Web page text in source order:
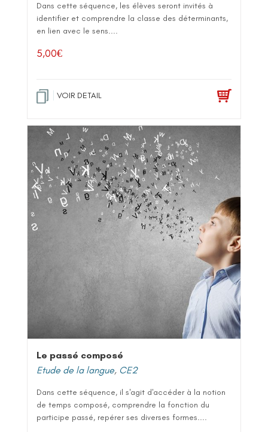
Dans cette séquence, les élèves seront invités à
identifier et comprendre la classe des déterminants,
en lien avec le sens....
5,00€
VOIR DETAIL
Le passé composé
Etude de la langue, CE2
Dans cette séquence, il s'agit d'accéder à la notion
de temps composé, comprendre la fonction du
participe passé, repérer ses diverses formes....